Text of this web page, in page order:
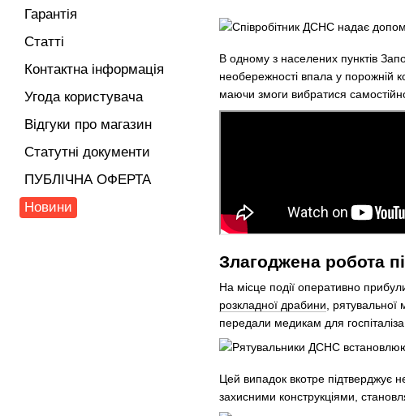
В одному з населених пунктів
необережності впала у порожній
маючи змоги вибратися
Злагоджена робота
На місце події оперативно
розкладної драбини , рятувальної
передали медикам для
Цей випадок вкотре підтверджує
захисними конструкціями,
Гарантія
Статті
Контактна інформація
Угода користувача
Відгуки про магазин
Статутні документи
ПУБЛІЧНА ОФЕРТА
Новини